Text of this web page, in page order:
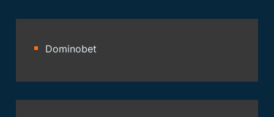
Dominobet